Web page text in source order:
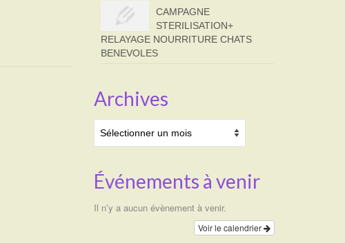
CAMPAGNE
STERILISATION+
RELAYAGE NOURRITURE CHATS
BENEVOLES
Archives
Événements à venir
Il n’y a aucun évènement à venir.
Voir le calendrier